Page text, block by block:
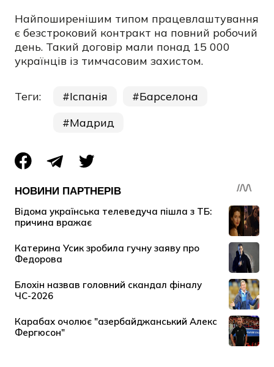
Найпоширенішим типом працевлаштування
є безстроковий контракт на повний робочий
день. Такий договір мали понад 15 000
українців із тимчасовим захистом.
Теги: Іспанія
Барселона
Мадрид